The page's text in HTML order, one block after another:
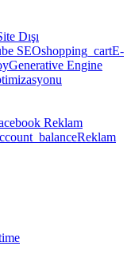
Dışı
SEOshopping_cartE-
Generative Engine
Reklam
Reklam